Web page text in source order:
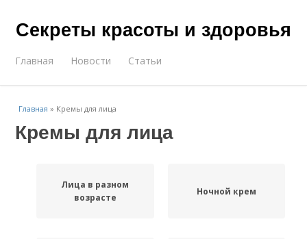
Секреты красоты и здоровья
Главная Новости Статьи
Главная » Кремы для лица
Кремы для лица
Лица в разном
возрасте
Ночной крем